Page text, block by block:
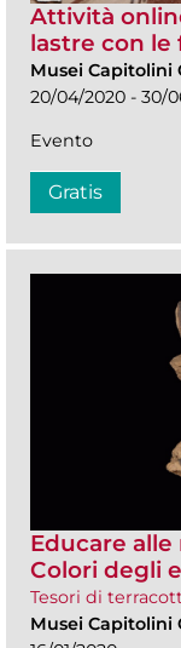
Attività
lastre con le
Musei Capitolini
20/04/2020 - 30/
Evento
Gratis
Educare
Colori degli
Tesori di
Musei Capitolini